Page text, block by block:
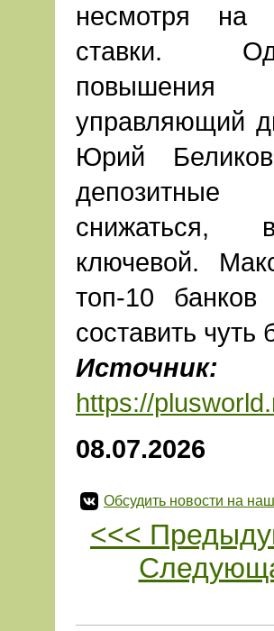
несмотря на
ставки.
управляющий
Юрий
депозитные
снижаться,
ключевой.
топ-10
составить чуть
Источник:
https://
08.07.2026
Обсудить новости на
<<<